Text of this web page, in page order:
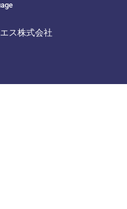
ス株式会社